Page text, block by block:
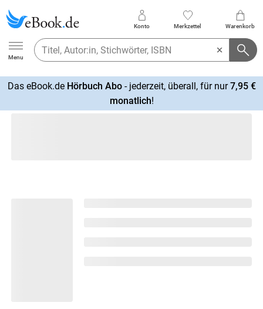
Ebook.de
Menu
Konto Merkzettel Warenkorb
Das eBook.de Hörbuch Abo- jederzeit, überall, für nur7,95 €
monatlich!